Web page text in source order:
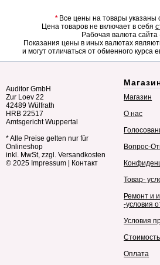
*Все цены на товары указаны
Цена товаров не включает в себя
Рабочая валюта сайта
Показания цены в иных валютах
и могут отличаться от обменного курса
Auditor GmbH
Zur Loev 22
42489 Wülfrath
HRB 22517
Amtsgericht Wuppertal
* Alle Preise gelten nur für
Onlineshop
inkl. MwSt, zzgl. Versandkosten
© 2025 Impressum Контакт
Магазин
О нас
Вопрос-
Товар-
Ремонт и
-условия
Условия
Оплата